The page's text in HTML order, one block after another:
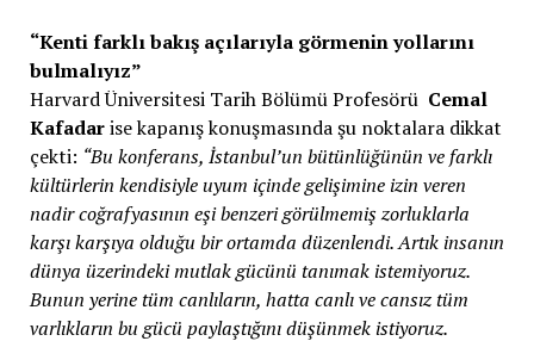
“Kenti farklı bakış açılarıyla görmenin yollarını
bulmalıyız”
Harvard Üniversitesi Tarih Bölümü Profesörü Cemal
Kafadarise kapanış konuşmasında şu noktalara dikkat
çekti: “Bu konferans, İstanbul’un bütünlüğünün ve farklı
kültürlerin kendisiyle uyum içinde gelişimine izin veren
nadir coğrafyasının eşi benzeri görülmemiş zorluklarla
karşı karşıya olduğu bir ortamda düzenlendi. Artık insanın
dünya üzerindeki mutlak gücünü tanımak istemiyoruz.
Bunun yerine tüm canlıların, hatta canlı ve cansız tüm
varlıkların bu gücü paylaştığını düşünmek istiyoruz.